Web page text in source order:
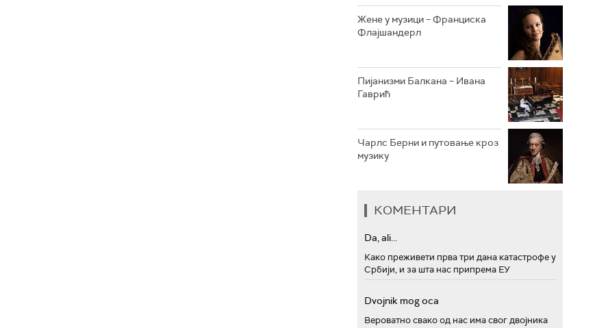
Жене у музици – Франциска
Флајшандерл
Пијанизми Балкана – Ивана
Гаврић
Чарлс Берни и путовање кроз
музику
КОМЕНТАРИ
Da, ali...
Како преживети прва три дана катастрофе у
Србији, и за шта нас припрема ЕУ
Dvojnik mog oca
Вероватно свако од нас има свог двојника